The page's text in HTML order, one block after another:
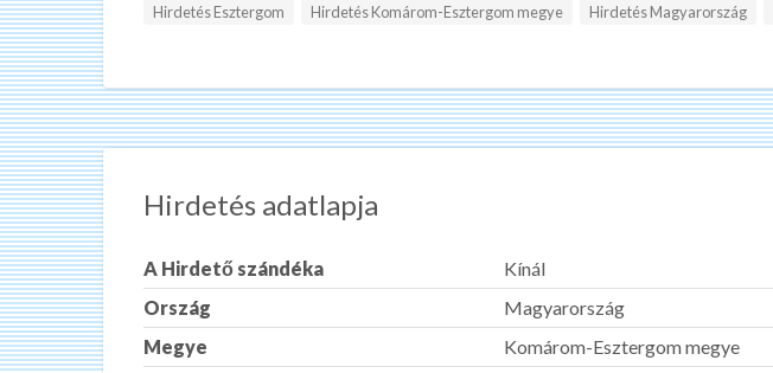
Hirdetés Esztergom
Hirdetés Komárom-Esztergom megye Hirdetés Magyarország
Hirdetés adatlapja
A Hirdető szándéka
Kínál
Ország
Magyarország
Megye
Komárom-Esztergom megye